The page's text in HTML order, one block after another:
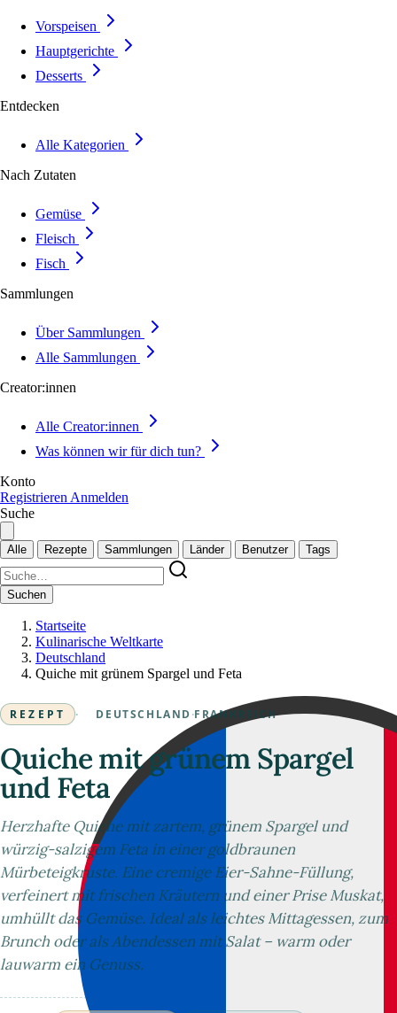
Vorspeisen
Hauptgerichte
Desserts
Entdecken
Alle Kategorien
Nach Zutaten
Gemüse
Fleisch
Fisch
Sammlungen
Über Sammlungen
Alle Sammlungen
Creator:innen
Alle Creator:innen
Was können wir für dich tun?
Konto
Registrieren Anmelden
Suche
Alle Rezepte Sammlungen Länder Benutzer Tags
Suchen
Startseite
Kulinarische Weltkarte
Deutschland
Quiche mit grünem Spargel und Feta
REZEPT · DEUTSCHLAND ·FRANKREICH
Quiche mit grünem Spargel
und Feta
Herzhafte Quiche mit zartem, grünem Spargel und
würzig-salzigem Feta in einer goldbraunen
Mürbeteigkruste. Eine cremige Eier-Sahne-Füllung,
verfeinert mit frischen Kräutern und einer Prise Muskat,
umhüllt das Gemüse. Ideal als leichtes Mittagessen, zum
Brunch oder als Abendessen mit Salat – warm oder
lauwarm ein Genuss.